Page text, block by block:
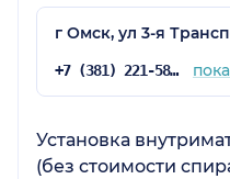
г Омск, ул 3-я
+7 (381) 221-58-05
Установка
(без стоимости